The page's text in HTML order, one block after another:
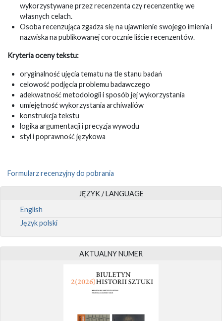
wykorzystywane przez recenzenta czy recenzentkę we
własnych celach.
Osoba recenzująca zgadza się na ujawnienie swojego imienia i
nazwiska na publikowanej corocznie liście recenzentów.
Kryteria oceny tekstu:
oryginalność ujęcia tematu na tle stanu badań
celowość podjęcia problemu badawczego
adekwatność metodologii i sposób jej wykorzystania
umiejętność wykorzystania archiwaliów
konstrukcja tekstu
logika argumentacji i precyzja wywodu
styl i poprawność językowa
Formularz recenzyjny do pobrania
JĘZYK / LANGUAGE
English
Język polski
AKTUALNY NUMER